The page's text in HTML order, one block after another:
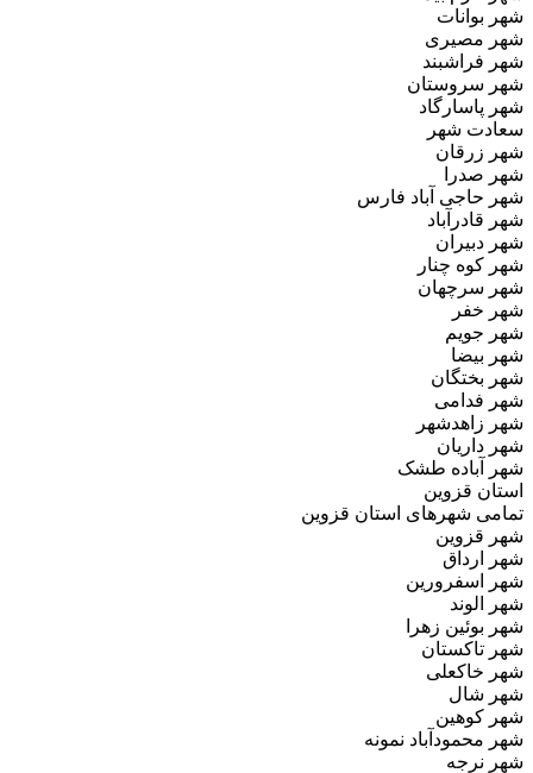
شهر بوانات
شهر مصیری
شهر فراشبند
شهر سروستان
شهر پاسارگاد
سعادت شهر
شهر زرقان
شهر صدرا
شهر حاجی آباد فارس
شهر قادرآباد
شهر دبیران
شهر کوه چنار
شهر سرچهان
شهر خفر
شهر جویم
شهر بیضا
شهر بختگان
شهر فدامی
شهر زاهدشهر
شهر داریان
شهر آباده طشک
استان قزوین
تمامی شهرهای استان قزوین
شهر قزوین
شهر ارداق
شهر اسفرورین
شهر الوند
شهر بوئین‌ زهرا
شهر تاکستان
شهر خاکعلی
شهر شال
شهر کوهین
شهر محمودآباد نمونه
شهر نرجه